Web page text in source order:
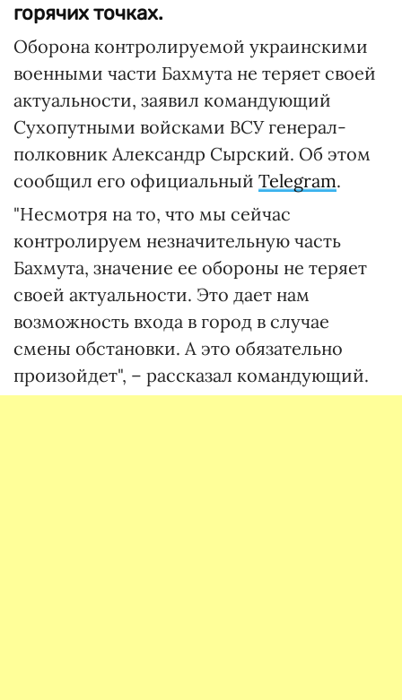
горячих точках.
Оборона контролируемой украинскими
военными части Бахмута не теряет своей
актуальности, заявил командующий
Сухопутными войсками ВСУ генерал-
полковник Александр Сырский. Об этом
сообщил его официальный Telegram.
"Несмотря на то, что мы сейчас
контролируем незначительную часть
Бахмута, значение ее обороны не теряет
своей актуальности. Это дает нам
возможность входа в город в случае
смены обстановки. А это обязательно
произойдет", – рассказал командующий.